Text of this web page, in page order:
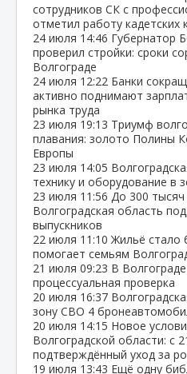
сотрудников СК с
отметил работу кадетских
24 июля 14:46 Губернатор
проверил стройки: сроки
Волгограде
24 июля 12:22 Банки
активно поднимают
рынка труда
23 июля 19:13 Триумф
плавания: золото Полины
Европы
23 июля 14:05
технику и оборудование в
23 июля 11:56 До 300 тысяч
Волгоградская область
выпускников
22 июля 11:10 Жильё стало
помогает семьям
21 июля 09:23 В
процессуальная проверка
20 июля 16:37
зону СВО 4
20 июля 14:15 Новое
Волгоградской области: с
подтверждённый уход за
19 июля 13:43 Ещё одну